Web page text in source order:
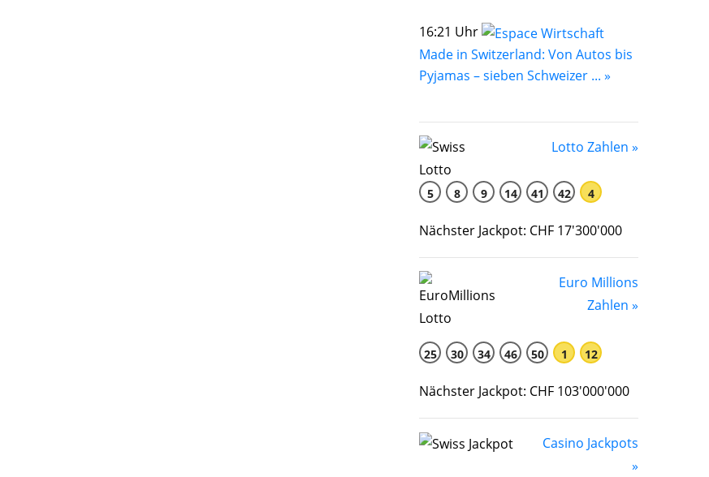
16:21 Uhr
Made in Switzerland: Von Autos bis
Pyjamas – sieben Schweizer ... »
Lotto Zahlen »
5 8 9 14 41 42 4
Nächster Jackpot: CHF 17'300'000
Euro Millions
Zahlen »
25 30 34 46 50 1 12
Nächster Jackpot: CHF 103'000'000
Casino Jackpots
»